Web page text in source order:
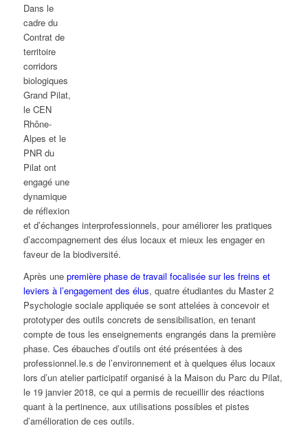
Dans le
cadre du
Contrat de
territoire
corridors
biologiques
Grand Pilat,
le CEN
Rhône-
Alpes et le
PNR du
Pilat ont
engagé une
dynamique
de réflexion
et d’échanges interprofessionnels, pour améliorer les pratiques
d’accompagnement des élus locaux et mieux les engager en
faveur de la biodiversité.
Après une première phase de travail focalisée sur les freins et
leviers à l’engagement des élus, quatre étudiantes du Master 2
Psychologie sociale appliquée se sont attelées à concevoir et
prototyper des outils concrets de sensibilisation, en tenant
compte de tous les enseignements engrangés dans la première
phase. Ces ébauches d’outils ont été présentées à des
professionnel.le.s de l’environnement et à quelques élus locaux
lors d’un atelier participatif organisé à la Maison du Parc du Pilat,
le 19 janvier 2018, ce qui a permis de recueillir des réactions
quant à la pertinence, aux utilisations possibles et pistes
d’amélioration de ces outils.